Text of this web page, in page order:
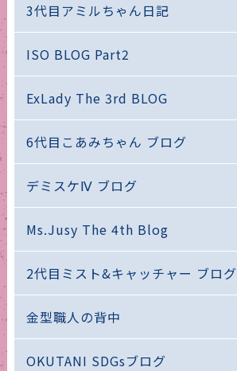
3代目アミルちゃん日記
ISO BLOG Part2
ExLady The 3rd BLOG
6代目こあみちゃん ブログ
デミスケⅣ ブログ
Ms.Jusy The 4th Blog
2代目ミスト&キャッチャー ブログ
金型職人の背中
OKUTANI SDGsブログ